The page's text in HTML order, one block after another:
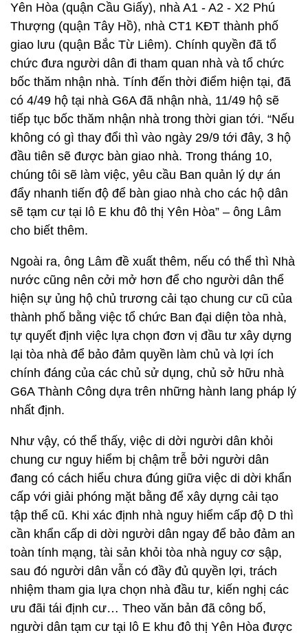
Yên Hòa (quận Cầu Giấy), nhà A1 - A2 - X2 Phú
Thượng (quận Tây Hồ), nhà CT1 KĐT thành phố
giao lưu (quận Bắc Từ Liêm). Chính quyền đã tổ
chức đưa người dân đi tham quan nhà và tổ chức
bốc thăm nhận nhà. Tính đến thời điểm hiện tại, đã
có 4/49 hộ tại nhà G6A đã nhận nhà, 11/49 hộ sẽ
tiếp tục bốc thăm nhận nhà trong thời gian tới. “Nếu
không có gì thay đổi thì vào ngày 29/9 tới đây, 3 hộ
đầu tiên sẽ được bàn giao nhà. Trong tháng 10,
chúng tôi sẽ làm việc, yêu cầu Ban quản lý dự án
đẩy nhanh tiến độ để bàn giao nhà cho các hộ dân
sẽ tạm cư tại lô E khu đô thị Yên Hòa” – ông Lâm
cho biết thêm.
Ngoài ra, ông Lâm đề xuất thêm, nếu có thể thì Nhà
nước cũng nên cởi mở hơn để cho người dân thể
hiện sự ủng hộ chủ trương cải tạo chung cư cũ của
thành phố bằng việc tổ chức Ban đại diện tòa nhà,
tự quyết định việc lựa chọn đơn vị đầu tư xây dựng
lại tòa nhà để bảo đảm quyền làm chủ và lợi ích
chính đáng của các chủ sử dụng, chủ sở hữu nhà
G6A Thành Công dựa trên những hành lang pháp lý
nhất định.
Như vậy, có thể thấy, việc di dời người dân khỏi
chung cư nguy hiểm bị chậm trễ bởi người dân
đang có cách hiểu chưa đúng giữa việc di dời khẩn
cấp với giải phóng mặt bằng để xây dựng cải tạo
tập thể cũ. Khi xác định nhà nguy hiểm cấp độ D thì
cần khẩn cấp di dời người dân ngay để bảo đảm an
toàn tính mạng, tài sản khỏi tòa nhà nguy cơ sập,
sau đó người dân vẫn có đầy đủ quyền lợi, trách
nhiệm tham gia lựa chọn nhà đầu tư, kiến nghị các
ưu đãi tái định cư… Theo văn bản đã công bố,
người dân tạm cư tại lô E khu đô thị Yên Hòa được